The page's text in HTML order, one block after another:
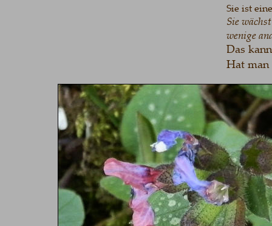
Sie ist
Sie
wenige
Das
Hat